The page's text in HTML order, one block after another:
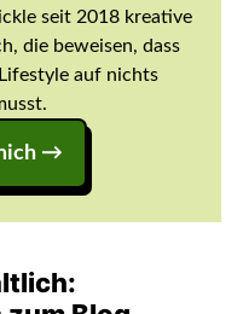
seit 2018 kreative
die beweisen, dass
auf nichts
→